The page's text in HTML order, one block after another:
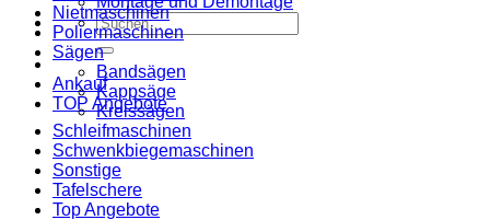
Suche
nach:
Ankauf
TOP Angebote
Nietmaschinen
Poliermaschinen
Sägen
Bandsägen
Kappsäge
Kreissägen
Schleifmaschinen
Schwenkbiegemaschinen
Sonstige
Tafelschere
Top Angebote